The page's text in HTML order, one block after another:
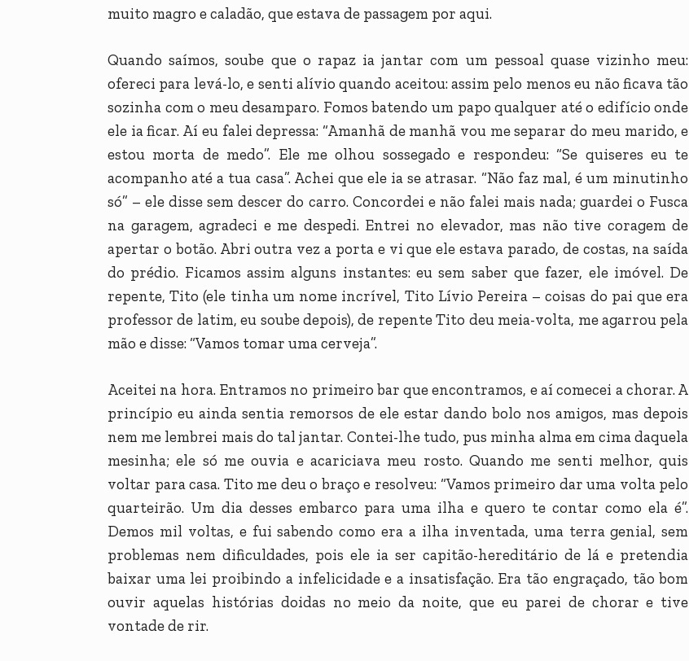
muito magro e caladão, que estava de passagem por aqui.
Quando saímos, soube que o rapaz ia jantar com um pessoal quase vizinho meu:
ofereci para levá-lo, e senti alívio quando aceitou: assim pelo menos eu não ficava tão
sozinha com o meu desamparo. Fomos batendo um papo qualquer até o edifício onde
ele ia ficar. Aí eu falei depressa: “Amanhã de manhã vou me separar do meu marido, e
estou morta de medo”. Ele me olhou sossegado e respondeu: “Se quiseres eu te
acompanho até a tua casa”. Achei que ele ia se atrasar. “Não faz mal, é um minutinho
só” – ele disse sem descer do carro. Concordei e não falei mais nada; guardei o Fusca
na garagem, agradeci e me despedi. Entrei no elevador, mas não tive coragem de
apertar o botão. Abri outra vez a porta e vi que ele estava parado, de costas, na saída
do prédio. Ficamos assim alguns instantes: eu sem saber que fazer, ele imóvel. De
repente, Tito (ele tinha um nome incrível, Tito Lívio Pereira – coisas do pai que era
professor de latim, eu soube depois), de repente Tito deu meia-volta, me agarrou pela
mão e disse: “Vamos tomar uma cerveja”.
Aceitei na hora. Entramos no primeiro bar que encontramos, e aí comecei a chorar. A
princípio eu ainda sentia remorsos de ele estar dando bolo nos amigos, mas depois
nem me lembrei mais do tal jantar. Contei-lhe tudo, pus minha alma em cima daquela
mesinha; ele só me ouvia e acariciava meu rosto. Quando me senti melhor, quis
voltar para casa. Tito me deu o braço e resolveu: “Vamos primeiro dar uma volta pelo
quarteirão. Um dia desses embarco para uma ilha e quero te contar como ela é”.
Demos mil voltas, e fui sabendo como era a ilha inventada, uma terra genial, sem
problemas nem dificuldades, pois ele ia ser capitão-hereditário de lá e pretendia
baixar uma lei proibindo a infelicidade e a insatisfação. Era tão engraçado, tão bom
ouvir aquelas histórias doidas no meio da noite, que eu parei de chorar e tive
vontade de rir.